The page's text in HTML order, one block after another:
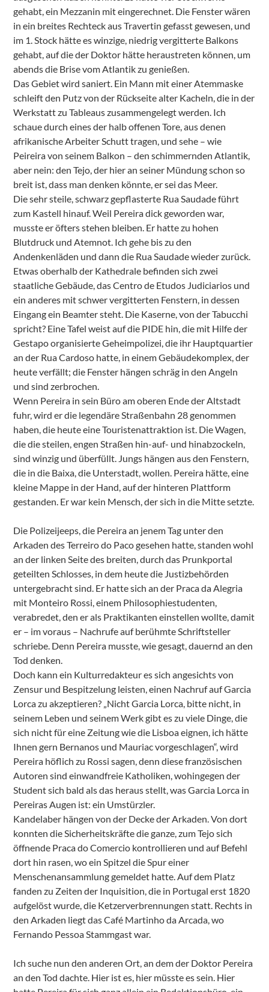
gehabt, ein Mezzanin mit eingerechnet. Die Fenster wären
in ein breites Rechteck aus Travertin gefasst gewesen, und
im 1. Stock hätte es winzige, niedrig vergitterte Balkons
gehabt, auf die der Doktor hätte heraustreten können, um
abends die Brise vom Atlantik zu genießen.
Das Gebiet wird saniert. Ein Mann mit einer Atemmaske
schleift den Putz von der Rückseite alter Kacheln, die in der
Werkstatt zu Tableaus zusammengelegt werden. Ich
schaue durch eines der halb offenen Tore, aus denen
afrikanische Arbeiter Schutt tragen, und sehe – wie
Peireira von seinem Balkon – den schimmernden Atlantik,
aber nein: den Tejo, der hier an seiner Mündung schon so
breit ist, dass man denken könnte, er sei das Meer.
Die sehr steile, schwarz gepflasterte Rua Saudade führt
zum Kastell hinauf. Weil Pereira dick geworden war,
musste er öfters stehen bleiben. Er hatte zu hohen
Blutdruck und Atemnot. Ich gehe bis zu den
Andenkenläden und dann die Rua Saudade wieder zurück.
Etwas oberhalb der Kathedrale befinden sich zwei
staatliche Gebäude, das Centro de Etudos Judiciarios und
ein anderes mit schwer vergitterten Fenstern, in dessen
Eingang ein Beamter steht. Die Kaserne, von der Tabucchi
spricht? Eine Tafel weist auf die PIDE hin, die mit Hilfe der
Gestapo organisierte Geheimpolizei, die ihr Hauptquartier
an der Rua Cardoso hatte, in einem Gebäudekomplex, der
heute verfällt; die Fenster hängen schräg in den Angeln
und sind zerbrochen.
Wenn Pereira in sein Büro am oberen Ende der Altstadt
fuhr, wird er die legendäre Straßenbahn 28 genommen
haben, die heute eine Touristenattraktion ist. Die Wagen,
die die steilen, engen Straßen hin-auf- und hinabzockeln,
sind winzig und überfüllt. Jungs hängen aus den Fenstern,
die in die Baixa, die Unterstadt, wollen. Pereira hätte, eine
kleine Mappe in der Hand, auf der hinteren Plattform
gestanden. Er war kein Mensch, der sich in die Mitte setzte.
Die Polizeijeeps, die Pereira an jenem Tag unter den
Arkaden des Terreiro do Paco gesehen hatte, standen wohl
an der linken Seite des breiten, durch das Prunkportal
geteilten Schlosses, in dem heute die Justizbehörden
untergebracht sind. Er hatte sich an der Praca da Alegria
mit Monteiro Rossi, einem Philosophiestudenten,
verabredet, den er als Praktikanten einstellen wollte, damit
er – im voraus – Nachrufe auf berühmte Schriftsteller
schriebe. Denn Pereira musste, wie gesagt, dauernd an den
Tod denken.
Doch kann ein Kulturredakteur es sich angesichts von
Zensur und Bespitzelung leisten, einen Nachruf auf Garcia
Lorca zu akzeptieren? „Nicht Garcia Lorca, bitte nicht, in
seinem Leben und seinem Werk gibt es zu viele Dinge, die
sich nicht für eine Zeitung wie die Lisboa eignen, ich hätte
Ihnen gern Bernanos und Mauriac vorgeschlagen“, wird
Pereira höflich zu Rossi sagen, denn diese französischen
Autoren sind einwandfreie Katholiken, wohingegen der
Student sich bald als das heraus stellt, was Garcia Lorca in
Pereiras Augen ist: ein Umstürzler.
Kandelaber hängen von der Decke der Arkaden. Von dort
konnten die Sicherheitskräfte die ganze, zum Tejo sich
öffnende Praca do Comercio kontrollieren und auf Befehl
dort hin rasen, wo ein Spitzel die Spur einer
Menschenansammlung gemeldet hatte. Auf dem Platz
fanden zu Zeiten der Inquisition, die in Portugal erst 1820
aufgelöst wurde, die Ketzerverbrennungen statt. Rechts in
den Arkaden liegt das Café Martinho da Arcada, wo
Fernando Pessoa Stammgast war.
Ich suche nun den anderen Ort, an dem der Doktor Pereira
an den Tod dachte. Hier ist es, hier müsste es sein. Hier